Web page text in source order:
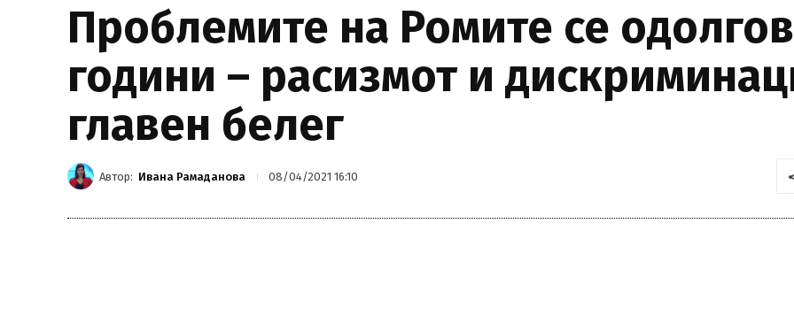
Проблемите на Ромите се
години – расизмот и
главен белег
Автор: Ивана Рамаданова 08/04/2021 16:10